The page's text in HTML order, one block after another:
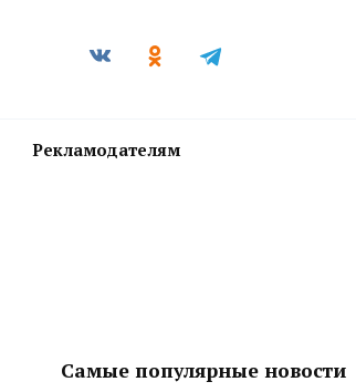
Рекламодателям
Самые популярные новости